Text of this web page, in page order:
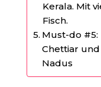
Kerala. Mit
Fisch.
Must-do #5:
Chettiar
Nadus